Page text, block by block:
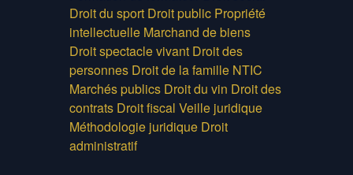
Droit du sport Droit public Propriété
intellectuelle Marchand de biens
Droit spectacle vivant Droit des
personnes Droit de la famille NTIC
Marchés publics Droit du vin Droit des
contrats Droit fiscal Veille juridique
Méthodologie juridique Droit
administratif